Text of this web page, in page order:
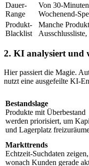
Dauer-
Range
Von 30-
Wochenend-
Produkt-
Blacklist
Manche
2. KI analysiert und
Hier passiert die Magie.
nutzt eine ausgefeilte KI-
Bestandslage
Produkte mit Überbestand
werden priorisiert, um
und Lagerplatz
Markttrends
Echtzeit-Suchdaten zeigen,
wonach Kunden gerade